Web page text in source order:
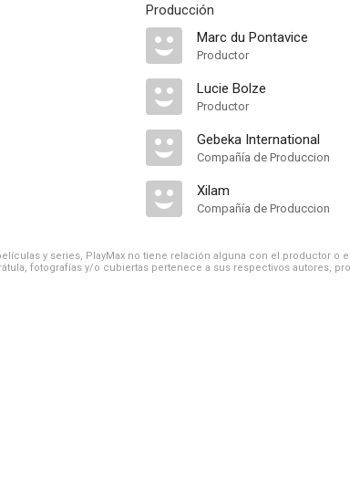
Producción
Marc du Pontavice
Productor
Lucie Bolze
Productor
Gebeka International
Compañía de Produccion
Xilam
Compañía de Produccion
y series, PlayMax no tiene relación alguna con el productor o
fotografías y/o cubiertas pertenece a sus respectivos autores,